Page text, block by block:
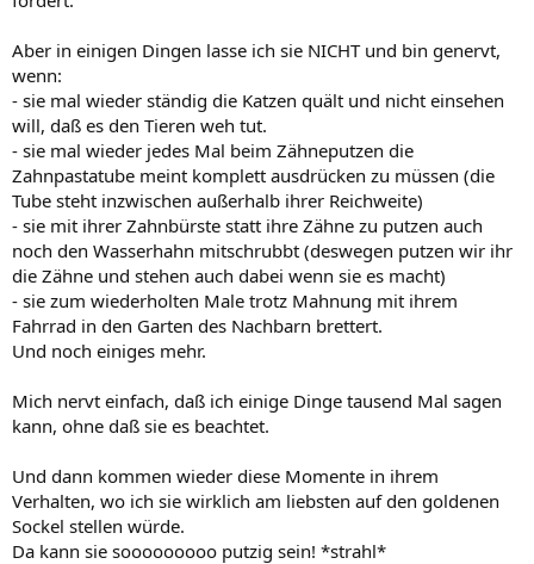
Aber in einigen Dingen lasse ich sie NICHT und bin genervt,
wenn:
- sie mal wieder ständig die Katzen quält und nicht einsehen
will, daß es den Tieren weh tut.
- sie mal wieder jedes Mal beim Zähneputzen die
Zahnpastatube meint komplett ausdrücken zu müssen (die
Tube steht inzwischen außerhalb ihrer Reichweite)
- sie mit ihrer Zahnbürste statt ihre Zähne zu putzen auch
noch den Wasserhahn mitschrubbt (deswegen putzen wir ihr
die Zähne und stehen auch dabei wenn sie es macht)
- sie zum wiederholten Male trotz Mahnung mit ihrem
Fahrrad in den Garten des Nachbarn brettert.
Und noch einiges mehr.
Mich nervt einfach, daß ich einige Dinge tausend Mal sagen
kann, ohne daß sie es beachtet.
Und dann kommen wieder diese Momente in ihrem
Verhalten, wo ich sie wirklich am liebsten auf den goldenen
Sockel stellen würde.
Da kann sie sooooooooo putzig sein! *strahl*